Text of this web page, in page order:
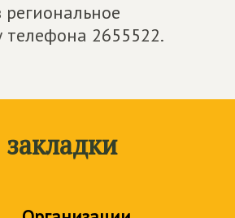
2655522.